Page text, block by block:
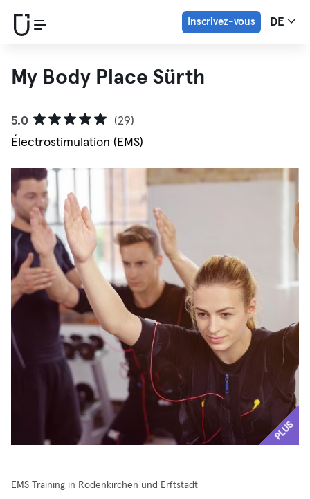
Inscrivez-vous DE
My Body Place Sürth
5.0
(29)
Électrostimulation (EMS)
PLUS
EMS Training in Rodenkirchen und Erftstadt